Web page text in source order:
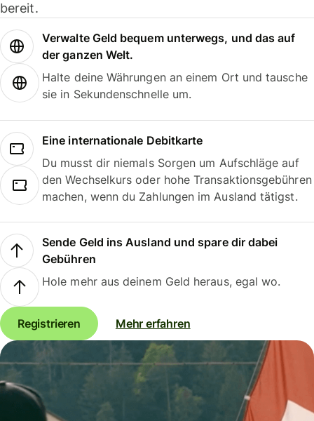
bereit.
Verwalte Geld bequem unterwegs, und das auf
der ganzen Welt.
Halte deine Währungen an einem Ort und tausche
sie in Sekundenschnelle um.
Eine internationale Debitkarte
Du musst dir niemals Sorgen um Aufschläge auf
den Wechselkurs oder hohe Transaktionsgebühren
machen, wenn du Zahlungen im Ausland tätigst.
Sende Geld ins Ausland und spare dir dabei
Gebühren
Hole mehr aus deinem Geld heraus, egal wo.
Registrieren Mehr erfahren